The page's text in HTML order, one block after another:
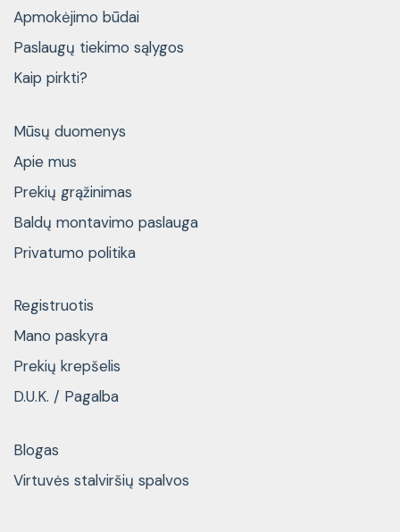
Apmokėjimo būdai
Paslaugų tiekimo sąlygos
Kaip pirkti?
Mūsų duomenys
Apie mus
Prekių grąžinimas
Baldų montavimo paslauga
Privatumo politika
Registruotis
Mano paskyra
Prekių krepšelis
D.U.K. / Pagalba
Blogas
Virtuvės stalviršių spalvos